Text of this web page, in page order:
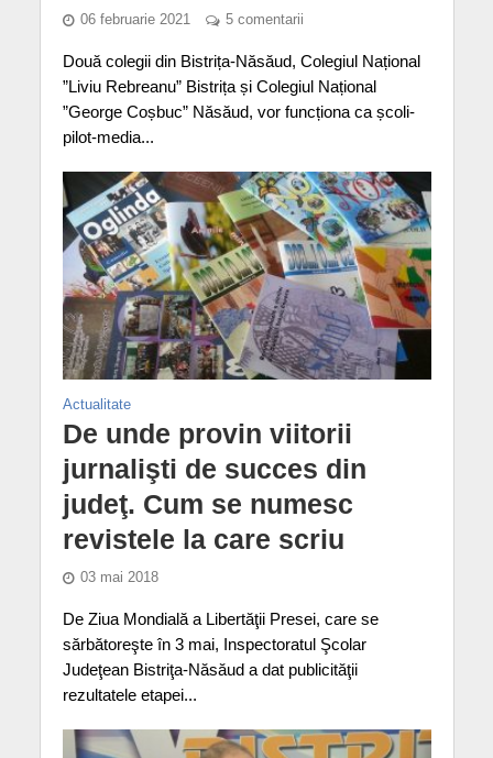
06 februarie 2021 5 comentarii
Două colegii din Bistrița-Năsăud, Colegiul Național
”Liviu Rebreanu” Bistrița și Colegiul Național
”George Coșbuc” Năsăud, vor funcționa ca școli-
pilot-media...
Actualitate
De unde provin viitorii
jurnalişti de succes din
judeţ. Cum se numesc
revistele la care scriu
03 mai 2018
De Ziua Mondială a Libertăţii Presei, care se
sărbătoreşte în 3 mai, Inspectoratul Şcolar
Judeţean Bistriţa-Năsăud a dat publicităţii
rezultatele etapei...